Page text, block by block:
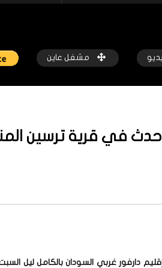
مشغل عاين
والرعاة.. حصاد الدماء في موسم
هل
حدث في قرية ترسين
دارفور غربي السودان بالكامل ليل